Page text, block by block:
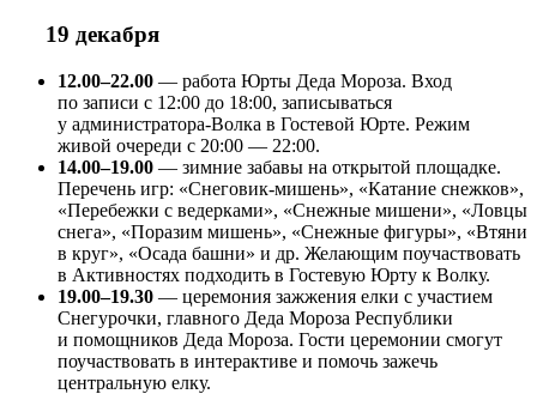
19 декабря
12.00–22.00 — работа Юрты Деда Мороза. Вход
по записи с 12:00 до 18:00, записываться
у администратора-Волка в Гостевой Юрте. Режим
живой очереди с 20:00 — 22:00.
14.00–19.00 — зимние забавы на открытой площадке.
Перечень игр: «Снеговик-мишень», «Катание снежков»,
«Перебежки с ведерками», «Снежные мишени», «Ловцы
снега», «Поразим мишень», «Снежные фигуры», «Втяни
в круг», «Осада башни» и др. Желающим поучаствовать
в Активностях подходить в Гостевую Юрту к Волку.
19.00–19.30 — церемония зажжения елки с участием
Снегурочки, главного Деда Мороза Республики
и помощников Деда Мороза. Гости церемонии смогут
поучаствовать в интерактиве и помочь зажечь
центральную елку.